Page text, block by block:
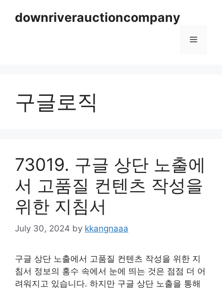
downriverauctioncompany
Menu
구글로직
73019. 구글 상단 노출에
서 고품질 컨텐츠 작성을
위한 지침서
July 30, 2024 by kkangnaaa
구글 상단 노출에서 고품질 컨텐츠 작성을 위한 지
침서 정보의 홍수 속에서 눈에 띄는 것은 점점 더 어
려워지고 있습니다. 하지만 구글 상단 노출을 통해